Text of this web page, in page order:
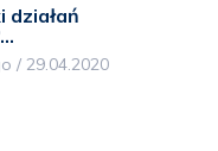
działań
/ 29.04.2020